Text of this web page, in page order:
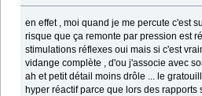
en effet , moi quand je me percute c'est
risque que ça remonte par pression est
stimulations réflexes oui mais si c'est
vidange complète , d'ou j'associe avec
ah et petit détail moins drôle ... le
hyper réactif parce que lors des rapports